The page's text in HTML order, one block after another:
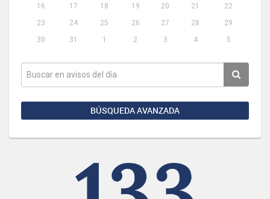
16
17 18 19 20 21
22
23
24 25 26 27 28
29
30
31 1 2 3 4 5
BÚSQUEDA AVANZADA